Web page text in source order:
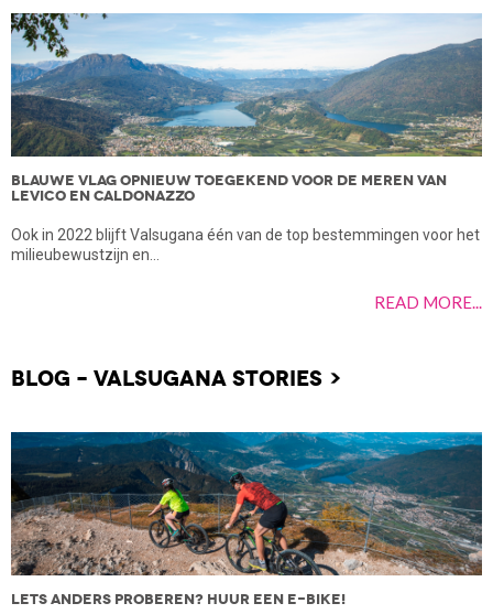
ZOEK
BLAUWE VLAG OPNIEUW TOEGEKEND VOOR DE MEREN VAN
LEVICO EN CALDONAZZO
Ook in 2022 blijft Valsugana één van de top bestemmingen voor het
milieubewustzijn en...
READ MORE...
BLOG – VALSUGANA STORIES >
LETS ANDERS PROBEREN? HUUR EEN E-BIKE!